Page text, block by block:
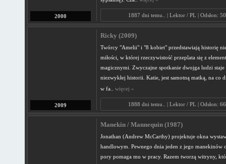
2000 1887 dni temu.. | Lektor / PL | Odsłon:
2009
Ricky (2009)
Twórcy "Amelii" i "8 kobiet" przedstawiają historię
miłości, w której rzeczywistość przeplata się z
magicznymi. Zwyczajne spotkanie dwojga ludzi staje
niezwykłej historii. Katie, jest samotną matką, na co
w fa.. więcej »
1888 dni temu.. | Lektor / PL | Odsłon:
Manekin / Mannequin (1987)
Jonathan (Andrew McCarthy) projektuje okna
handlowym. Pewnego dnia jeden z jego manekinów
pory pomaga mu w pracy. Razem tworzą witryny,